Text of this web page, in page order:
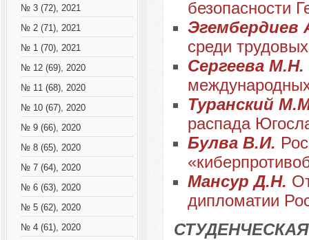
№ 3 (72), 2021
№ 2 (71), 2021
№ 1 (70), 2021
№ 12 (69), 2020
№ 11 (68), 2020
№ 10 (67), 2020
№ 9 (66), 2020
№ 8 (65), 2020
№ 7 (64), 2020
№ 6 (63), 2020
№ 5 (62), 2020
№ 4 (61), 2020
безопасности
Эгембердиев
среди
Сергеева М.Н.
Туранский
распада
Булва В.И.
Мансур Д.Н.
дипломатии